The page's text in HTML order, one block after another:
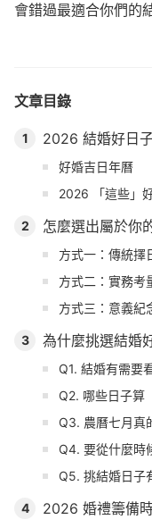
會錯過最適合你們的
文章目錄
1 2026 結婚好日
好婚吉日年曆
2026 「這些」
2 怎麼選出屬於你
方式一：傳統擇
方式二：實務考
方式三：意義紀
3 為什麼挑選結婚
Q1. 結婚有需要
Q2. 哪些日子算
Q3. 農曆七月真
Q4. 要從什麼時
Q5. 挑結婚日子
4 2026 婚禮籌備